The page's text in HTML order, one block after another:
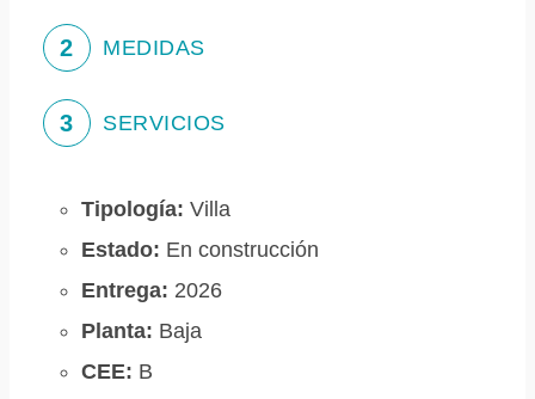
2 MEDIDAS
3 SERVICIOS
Tipología: Villa
Estado: En construcción
Entrega: 2026
Planta: Baja
CEE: B